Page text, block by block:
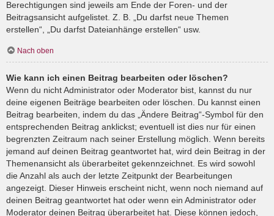
Berechtigungen sind jeweils am Ende der Foren- und der
Beitragsansicht aufgelistet. Z. B. „Du darfst neue Themen
erstellen“, „Du darfst Dateianhänge erstellen“ usw.
Nach oben
Wie kann ich einen Beitrag bearbeiten oder löschen?
Wenn du nicht Administrator oder Moderator bist, kannst du nur
deine eigenen Beiträge bearbeiten oder löschen. Du kannst einen
Beitrag bearbeiten, indem du das „Ändere Beitrag“-Symbol für den
entsprechenden Beitrag anklickst; eventuell ist dies nur für einen
begrenzten Zeitraum nach seiner Erstellung möglich. Wenn bereits
jemand auf deinen Beitrag geantwortet hat, wird dein Beitrag in der
Themenansicht als überarbeitet gekennzeichnet. Es wird sowohl
die Anzahl als auch der letzte Zeitpunkt der Bearbeitungen
angezeigt. Dieser Hinweis erscheint nicht, wenn noch niemand auf
deinen Beitrag geantwortet hat oder wenn ein Administrator oder
Moderator deinen Beitrag überarbeitet hat. Diese können jedoch,